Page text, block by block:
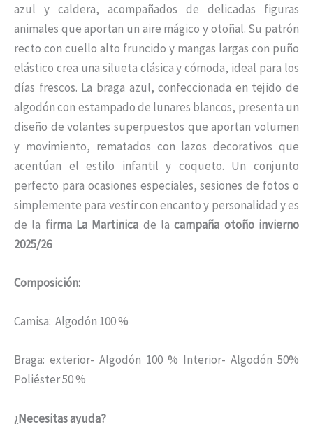
azul y caldera, acompañados de delicadas figuras
animales que aportan un aire mágico y otoñal. Su patrón
recto con cuello alto fruncido y mangas largas con puño
elástico crea una silueta clásica y cómoda, ideal para los
días frescos. La braga azul, confeccionada en tejido de
algodón con estampado de lunares blancos, presenta un
diseño de volantes superpuestos que aportan volumen
y movimiento, rematados con lazos decorativos que
acentúan el estilo infantil y coqueto. Un conjunto
perfecto para ocasiones especiales, sesiones de fotos o
simplemente para vestir con encanto y personalidad y es
de la firma La Martinica de lacampaña otoño invierno
2025/26
Composición:
Camisa: Algodón 100 %
Braga: exterior- Algodón 100 % Interior- Algodón 50%
Poliéster 50 %
¿Necesitas ayuda?